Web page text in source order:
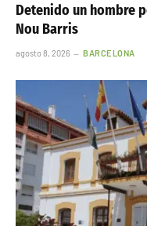
Detenido un hombre
Nou Barris
agosto 8, 2026 BARCELONA